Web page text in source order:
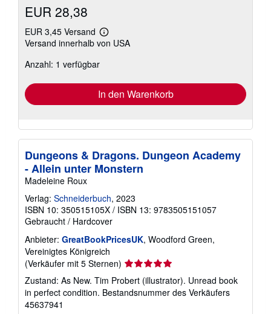
EUR 28,38
EUR 3,45 Versand
Weitere
Informationen
Versand innerhalb von USA
Anzahl: 1 verfügbar
In den Warenkorb
Dungeons & Dragons. Dungeon Academy
- Allein unter Monstern
Madeleine Roux
Verlag: Schneiderbuch, 2023
ISBN 10: 350515105X / ISBN 13: 9783505151057
Gebraucht / Hardcover
Anbieter: GreatBookPricesUK, Woodford Green,
Vereinigtes Königreich
(Verkäufer mit 5 Sternen) Verkäuferbewertung
5
von
5
Zustand: As New. Tim Probert (illustrator). Unread book
in perfect condition. Bestandsnummer des Verkäufers
45637941